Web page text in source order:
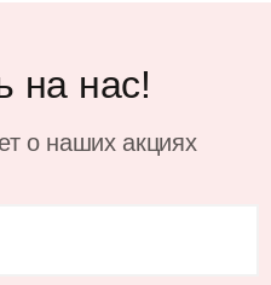
на нас!
о наших акциях